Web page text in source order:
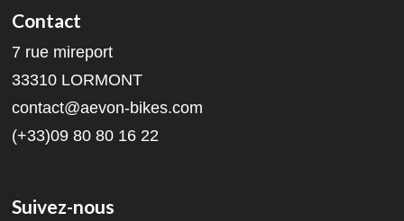
Contact
7 rue mireport
33310 LORMONT
contact@aevon-bikes.com
(+33)09 80 80 16 22
Suivez-nous